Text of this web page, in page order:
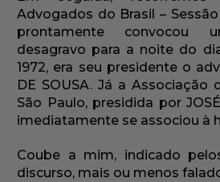
Advogados do Brasil –
prontamente convocou
desagravo para a noite do
1972, era seu presidente o
DE SOUSA. Já a Associação
São Paulo, presidida por
imediatamente se associou à
Coube a mim, indicado
discurso, mais ou menos